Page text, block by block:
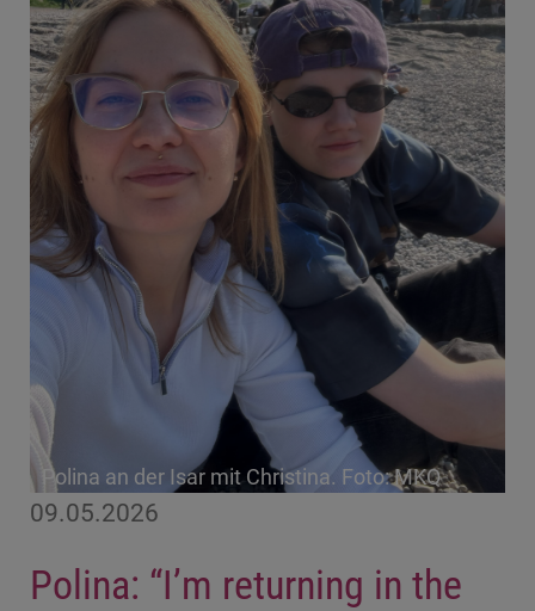
09.05.2026
Polina: “I’m returning in the
Polina an der Isar mit Christina. Foto: MKQ